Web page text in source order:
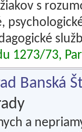
s
1273/73,
Banská
a